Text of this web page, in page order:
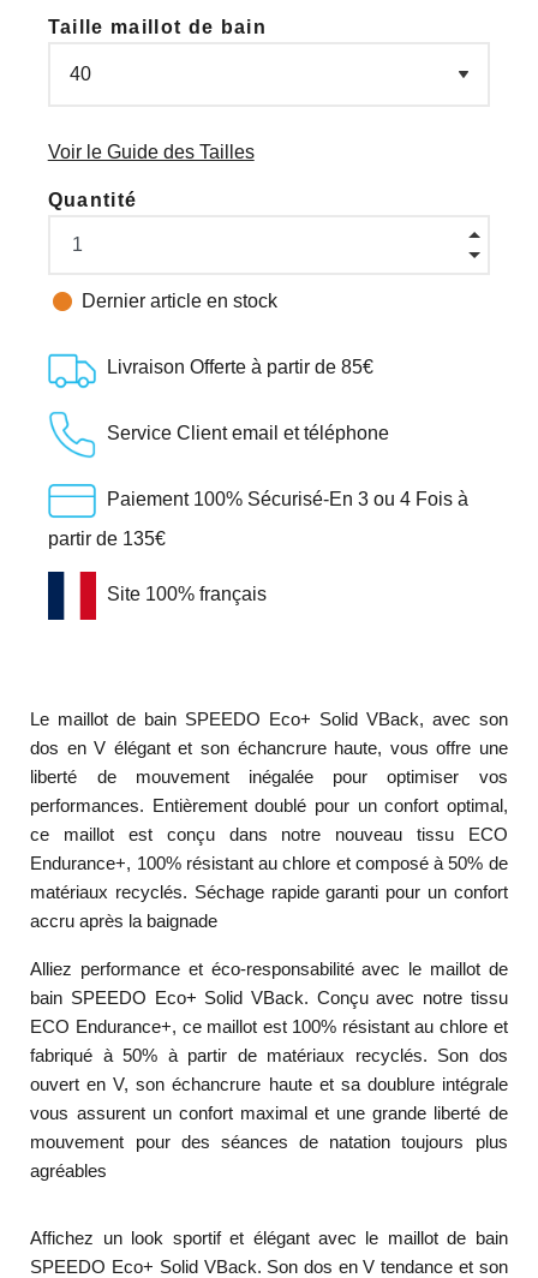
Taille maillot de bain
Voir le Guide des Tailles
Quantité
 Dernier article en stock
Livraison Offerte à partir de 85€
Service Client email et téléphone
Paiement 100% Sécurisé-En 3 ou 4 Fois à
partir de 135€
Site 100% français
Le maillot de bain SPEEDO Eco+ Solid VBack, avec son
dos en V élégant et son échancrure haute, vous offre une
liberté de mouvement inégalée pour optimiser vos
performances. Entièrement doublé pour un confort optimal,
ce maillot est conçu dans notre nouveau tissu ECO
Endurance+, 100% résistant au chlore et composé à 50% de
matériaux recyclés. Séchage rapide garanti pour un confort
accru après la baignade
Alliez performance et éco-responsabilité avec le maillot de
bain SPEEDO Eco+ Solid VBack. Conçu avec notre tissu
ECO Endurance+, ce maillot est 100% résistant au chlore et
fabriqué à 50% à partir de matériaux recyclés. Son dos
ouvert en V, son échancrure haute et sa doublure intégrale
vous assurent un confort maximal et une grande liberté de
mouvement pour des séances de natation toujours plus
agréables
Affichez un look sportif et élégant avec le maillot de bain
SPEEDO Eco+ Solid VBack. Son dos en V tendance et son